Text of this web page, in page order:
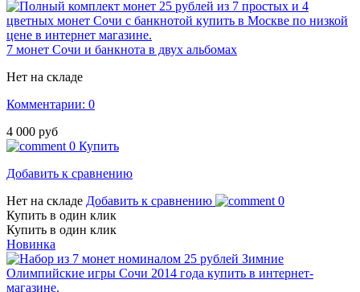
7 монет Сочи и банкнота в двух альбомах
Нет на складе
Комментарии: 0
4 000 руб
0 Купить
Добавить к сравнению
Нет на складе Добавить к сравнению
0
Купить в один клик
Купить в один клик
Новинка